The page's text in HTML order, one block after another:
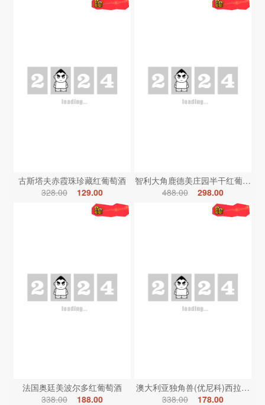
古斯塔夫赤霞珠珍藏红葡萄酒
328.00
129.00
智利大角鹿德美庄园半干红葡萄酒
488.00
298.00
法国奥廷美波尔多红葡萄酒
338.00
188.00
澳大利亚独角兽(优尼科)西拉红葡
338.00
178.00